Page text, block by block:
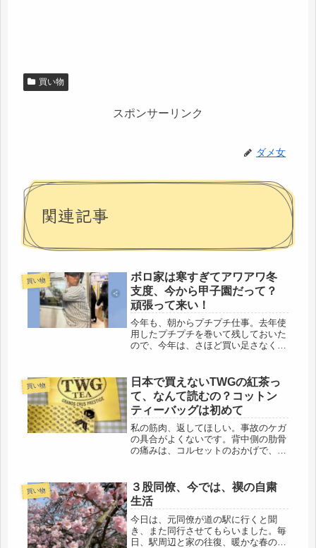
買い物
スポンサーリンク
ダメ女
関連記事
買い物
ボロ家は寒すぎてアワアワ冬
支度、今から甲子園だって？
頑張って来い！
今年も、朝からプチプチ仕事。去年使
用したプチプチを巻いて残しておいた
ので、今年は、さほど買い足さなくて
チプチ対策。何しろ、古いボロ家なの
で、隙間風が、ハンパない。まずは、
洗...
買い物
日本で買えないTWGの紅茶っ
て、なんて読むの？コットン
ティーバッグは初めて
私の筋肉、返してほしい。事故のケガ
の具合がよくないです。背中側の肋骨
の痛みは、コルセットのおかげで、汗
も、どこも痛み知らずできたの
に・・・引っ越しの際は連日重い荷物
で痛かったけ...
買い物
３股同僚、今では、禊の自粛
生活
今日は、元同僚が道の駅に行くと聞
き、また同行させてもらいました。毎
日、駅周辺と家の往復、暖かな春の陽